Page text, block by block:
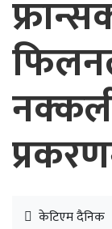
केटिएम दैनिक